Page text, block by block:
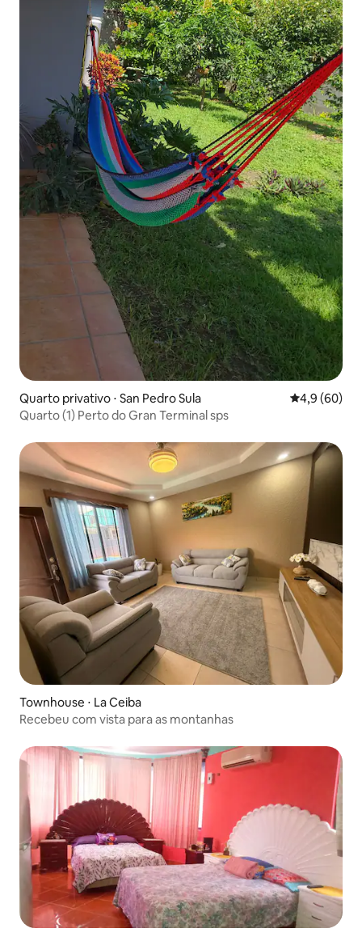
Quarto privativo ⋅ San Pedro Sula 4,9 de uma
4,9 (60)
Quarto (1) Perto do Gran Terminal sps
Townhouse ⋅ La Ceiba
Recebeu com vista para as montanhas